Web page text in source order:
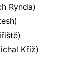
Rynda)
Kříž)